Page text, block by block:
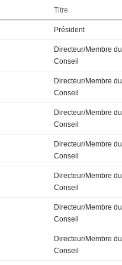
Titre
Président
Directeur/Membre du
Conseil
Directeur/Membre du
Conseil
Directeur/Membre du
Conseil
Directeur/Membre du
Conseil
Directeur/Membre du
Conseil
Directeur/Membre du
Conseil
Directeur/Membre du
Conseil